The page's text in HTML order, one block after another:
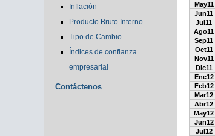
Inflación
Producto Bruto Interno
Tipo de Cambio
Índices de confianza
empresarial
Contáctenos
May11
Jun11
Jul11
Ago11
Sep11
Oct11
Nov11
Dic11
Ene12
Feb12
Mar12
Abr12
May12
Jun12
Jul12